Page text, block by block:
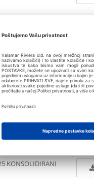
KONSOLIDIRANI PDF
KONSOLIDIRANI XLS
NEKONSOLIDIRANI
NEKONSOLIDIRANI
KONSOLIDIRANI